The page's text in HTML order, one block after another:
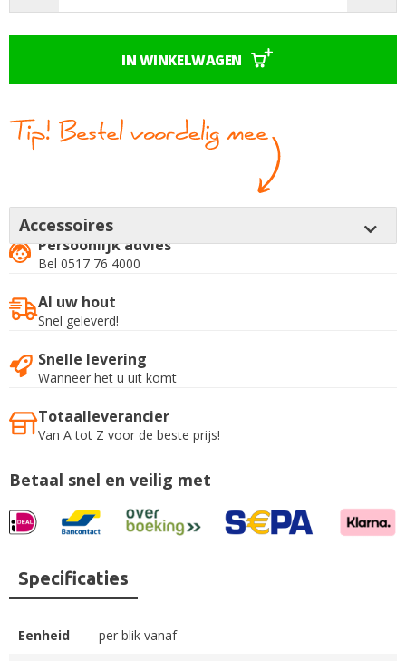
Accessoires
IN WINKELWAGEN
Persoonlijk advies
Bel 0517 76 4000
Al uw hout
Snel geleverd!
Snelle levering
Wanneer het u uit komt
Totaalleverancier
Van A tot Z voor de beste prijs!
Betaal snel en veilig met
Specificaties
Eenheid per blik vanaf